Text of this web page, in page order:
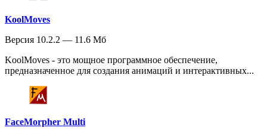
KoolMoves
Версия 10.2.2 — 11.6 Мб
KoolMoves - это мощное программное обеспечение,
предназначенное для создания анимаций и интерактивных...
FaceMorpher Multi